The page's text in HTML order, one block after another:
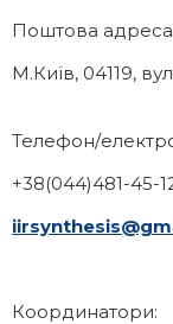
Поштова
М.Київ, 04119,
Телефон/
+38(044)481-45-
Координатори: